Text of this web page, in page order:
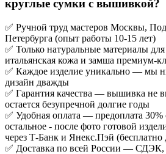
круглые сумки с вышивкой?
✅ Ручной труд мастеров Москвы,
Петербурга (опыт работы 10-15 лет)
✅ Только натуральные материалы
итальянская кожа и замша премиум-
✅ Каждое изделие уникально — мы
дизайн дважды
✅ Гарантия качества — вышивка не
остается безупречной долгие годы
✅ Удобная оплата — предоплата
остальное - после фото готовой
через Т-Банк и Янекс.Пэй (бесплатно
✅ Доставка по всей России — СДЭК,